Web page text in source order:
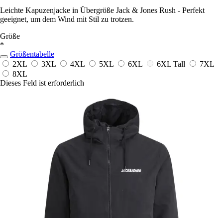
Leichte Kapuzenjacke in Übergröße Jack & Jones Rush - Perfekt
geeignet, um dem Wind mit Stil zu trotzen.
Größe
*
Größentabelle
2XL
3XL 4XL 5XL 6XL 6XL Tall
7XL
8XL
Dieses Feld ist erforderlich